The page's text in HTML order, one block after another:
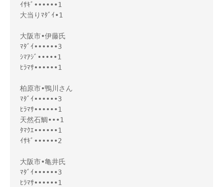
ｲｻｷﾞ••••••1
大当りﾏﾀﾞｲ•1
大阪市•伊藤氏
ﾏﾀﾞｲ••••••3
ｼﾏｱｼﾞ•••••1
ﾋﾗﾏｻ••••••1
柏原市•鴨川さん
ﾏﾀﾞｲ••••••3
ﾋﾗﾏｻ••••••1
天然石鯛•••1
ﾀﾏｸｴ••••••1
ｲｻｷﾞ••••••2
大阪市•亀井氏
ﾏﾀﾞｲ••••••3
ﾋﾗﾏｻ••••••1